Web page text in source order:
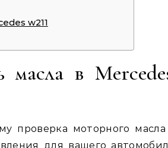
w211
масла в
проверка моторного
для вашего